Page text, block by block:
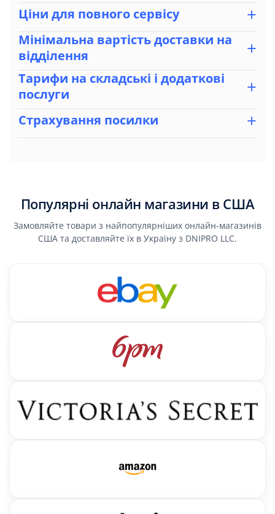
Ціни для повного сервісу +
Мінімальна вартість доставки на
відділення
+
Тарифи на складські і додаткові
послуги
+
Страхування посилки +
Популярні онлайн магазини в США
Замовляйте товари з найпопулярніших онлайн-магазинів
США та доставляйте їх в Україну з DNIPRO LLC.